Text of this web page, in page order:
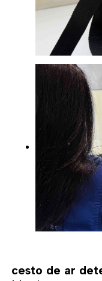
cesto de ar